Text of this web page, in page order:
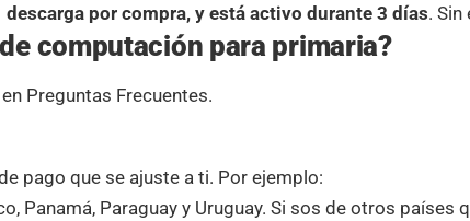
por compra, y está activo durante 3 días. Sin
computación para primaria?
Preguntas Frecuentes.
pago que se ajuste a ti. Por ejemplo:
Panamá, Paraguay y Uruguay. Si sos de otros